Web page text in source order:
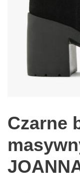
Czarne